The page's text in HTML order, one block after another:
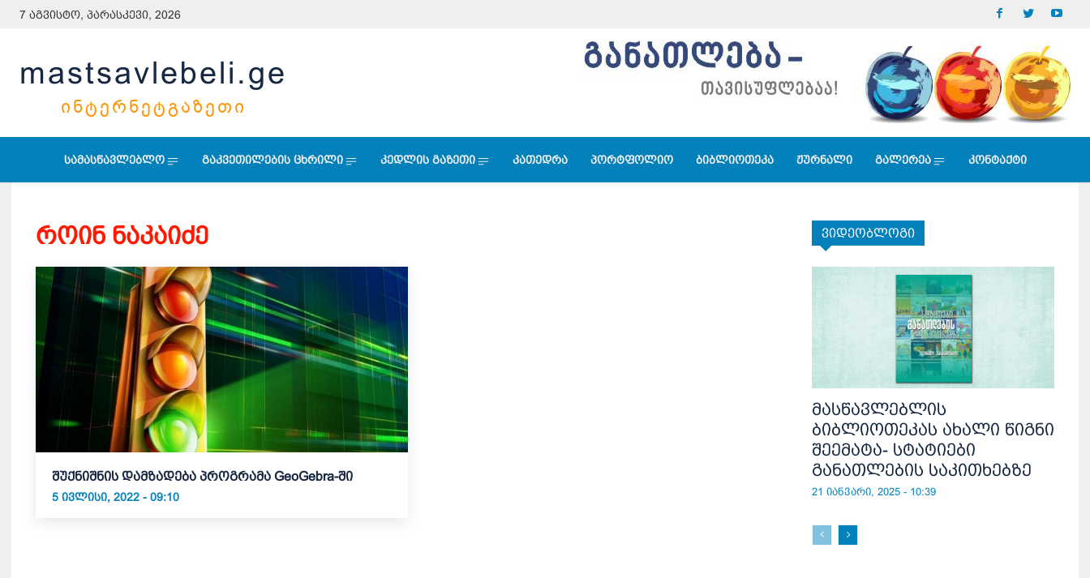
7 აგვისტო, პარასკევი, 2026
mastsavlebeli.ge
ᲘᲜᲢᲔᲠᲜᲔᲢᲒᲐᲖᲔᲗᲘ
სამასწავლებლო გაკვეთილების ცხრილი კედლის გაზეთი კათედრა პორტფოლიო ბიბლიოთეკა ჟურნალი გალერეა კონტაქტი
როინ ნაკაიძე
შუქნიშნის დამზადება პროგრამა GeoGebra-ში
5 ᲘᲕᲚᲘᲡᲘ, 2022 - 09:10
ვიდეობლოგი
მასწავლებლის
ბიბლიოთეკას ახალი წიგნი
შეემატა- სტატიები
განათლების საკითხებზე
21 იანვარი, 2025 - 10:39